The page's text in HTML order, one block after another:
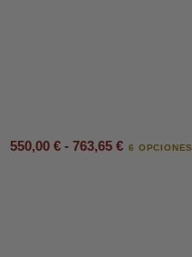
550,00 € - 763,65 € 6 OPCIONES